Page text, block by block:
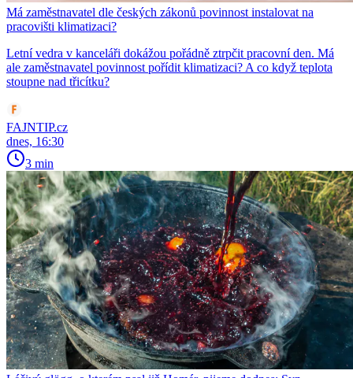
Má zaměstnavatel dle českých zákonů povinnost instalovat na
pracovišti klimatizaci?
Letní vedra v kanceláři dokážou pořádně ztrpčit pracovní den. Má
ale zaměstnavatel povinnost pořídit klimatizaci? A co když teplota
stoupne nad třicítku?
FAJNTIP.cz
dnes, 16:30
3 min